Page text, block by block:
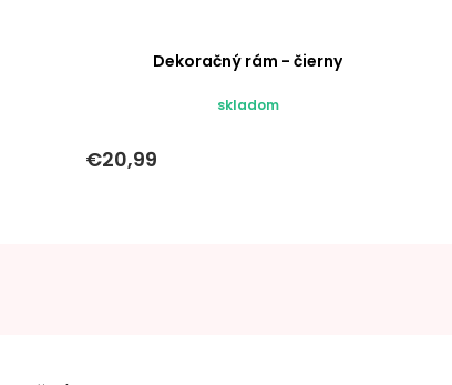
Dekoračný rám - čierny
skladom
€20,99